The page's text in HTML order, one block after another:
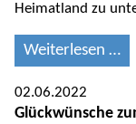
Heimatland zu
Weiterlesen …
02.06.2022
Glückwünsche